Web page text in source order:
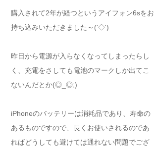
購入されて2年が経つというアイフォン6sをお
持ち込みいただきました～('◇')ゞ
昨日から電源が入らなくなってしまったらし
く、充電をさしても電池のマークしか出てこ
ないんだとか(◎_◎;)
iPhoneのバッテリーは消耗品であり、寿命の
あるものですので、長くお使いされるのであ
ればどうしても避けては通れない問題でござ